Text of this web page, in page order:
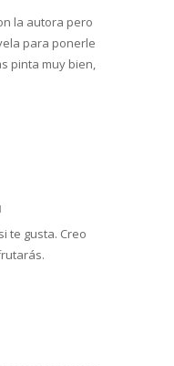
la autora pero
para ponerle
pinta muy bien,
te gusta. Creo